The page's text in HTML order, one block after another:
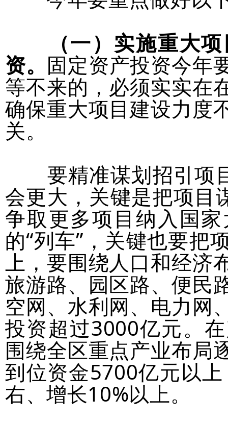
（一）实施重大
资。 固定资产投资今年
等不来的，必须实实在
确保重大项目建设力度
关。
要精准谋划招引项目
会更大，关键是把项目
争取更多项目纳入国
的“列车”，关键也要把
上，要围绕人口和经济
旅游路、园区路、便民
空网、水利网、电力网
投资超过3000亿元。
围绕全区重点产业布局
到位资金5700亿元以
右、增长10%以上。